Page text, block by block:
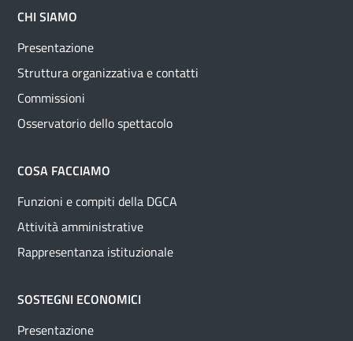
CHI SIAMO
Presentazione
Struttura organizzativa e contatti
Commissioni
Osservatorio dello spettacolo
COSA FACCIAMO
Funzioni e compiti della DGCA
Attività amministrative
Rappresentanza istituzionale
SOSTEGNI ECONOMICI
Presentazione